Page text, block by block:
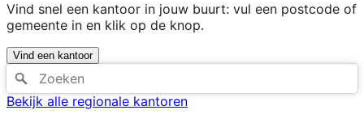
Vind snel een kantoor in jouw buurt: vul een postcode of
gemeente in en klik op de knop.
Vind een kantoor
Bekijk alle regionale kantoren